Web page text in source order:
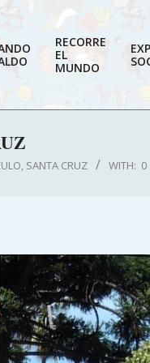
RECORRE
EL
MUNDO
, SANTA CRUZ WITH: 0